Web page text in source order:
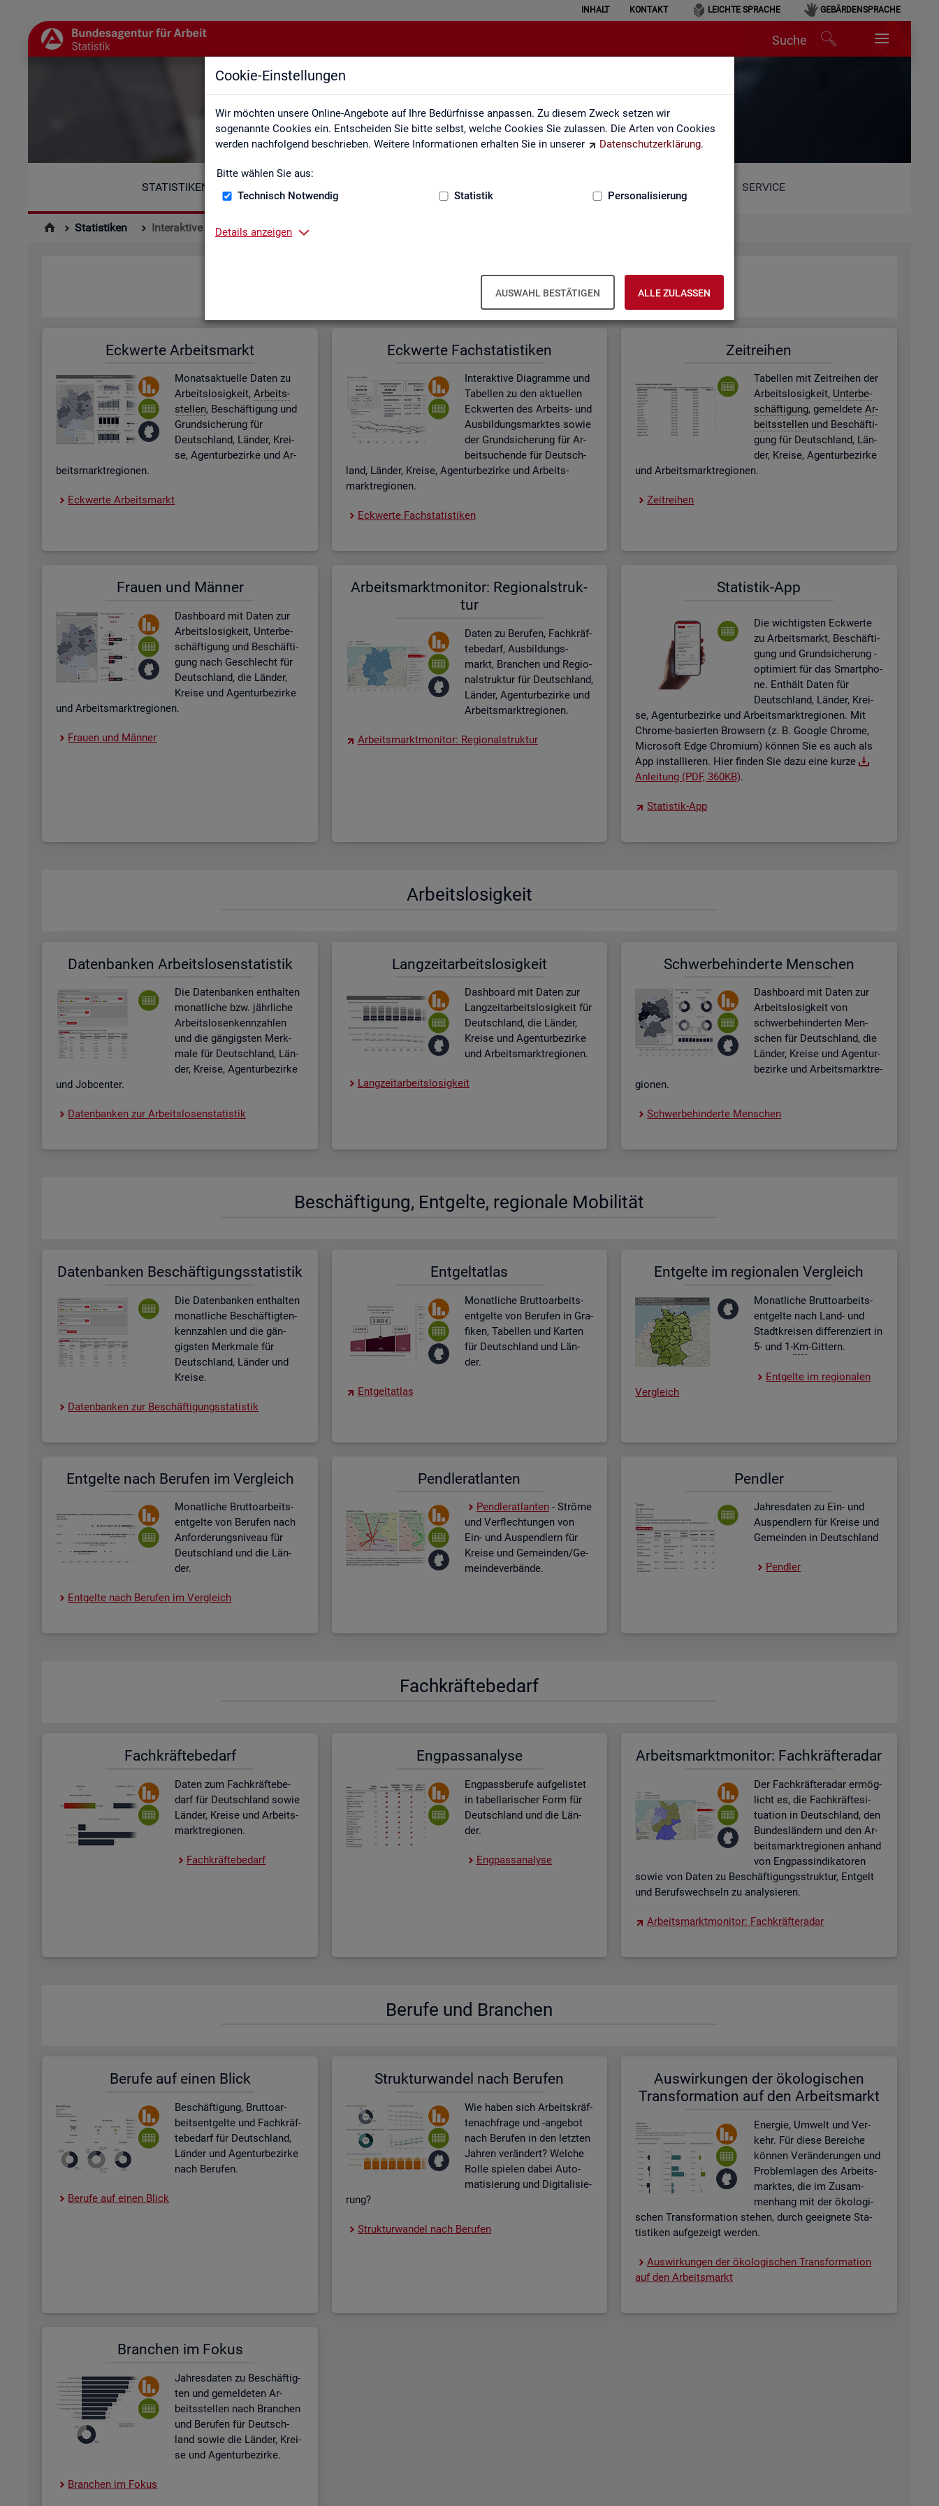
Cookie-Einstellungen
Wir möchten unsere Online-Angebote auf Ihre Bedürfnisse anpassen. Zu diesem Zweck setzen wir
sogenannte Cookies ein. Entscheiden Sie bitte selbst, welche Cookies Sie zulassen. Die Arten von Cookies
werden nachfolgend beschrieben. Weitere Informationen erhalten Sie in unserer
Datenschutzerklärung.
Bitte wählen Sie aus:
Technisch Notwendig
Statistik Personalisierung
Details anzeigen
AUSWAHL BESTÄTIGEN ALLE ZULASSEN
INHALT KONTAKT LEICHTE SPRACHE GEBÄRDENSPRACHE
Suche
Interaktive Statistiken
STATISTIKEN SERVICE
Statistiken Interaktive Statistiken
Ar­beits­markt im Über­blick
Eck­wer­te Ar­beits­markt
Mo­nats­ak­tu­el­le Daten zu
Ar­beits­lo­sig­keit,Ar­beits­
stel­len, Be­schäf­ti­gung und
Grund­si­che­rung für
Deutsch­land, Län­der, Krei­
se, Agen­tur­be­zir­ke und Ar­
beits­markt­re­gio­nen.
Eck­wer­te Ar­beits­markt
Eck­wer­te Fach­sta­tis­ti­ken
In­ter­ak­ti­ve Dia­gram­me und
Ta­bel­len zu den ak­tu­el­len
Eck­wer­ten des Ar­beits- und
Aus­bil­dungs­mark­tes sowie
der Grund­si­che­rung für Ar­
beit­su­chen­de für Deutsch­
land, Län­der, Krei­se, Agen­tur­be­zir­ke und Ar­beits­
markt­re­gio­nen.
Eck­wer­te Fach­sta­tis­ti­ken
Zeit­rei­hen
Ta­bel­len mit Zeit­rei­hen der
Ar­beits­lo­sig­keit, Un­ter­be­
schäf­ti­gung, ge­mel­de­teAr­
beits­stel­len und Be­schäf­ti­
gung für Deutsch­land, Län­
der, Krei­se, Agen­tur­be­zir­ke
und Ar­beits­markt­re­gio­nen.
Zeit­rei­hen
Frau­en und Män­ner
Dash­board mit Daten zur
Ar­beits­lo­sig­keit, Un­ter­be­
schäf­ti­gung und Be­schäf­ti­
gung nach Ge­schlecht für
Deutsch­land, die Län­der,
Krei­se und Agen­tur­be­zir­ke
und Ar­beits­markt­re­gio­nen.
Frau­en und Män­ner
Ar­beits­markt­mo­ni­tor: Re­gio­nal­struk­
tur
Daten zu Be­ru­fen, Fach­kräf­
te­be­darf, Aus­bil­dungs­
markt, Bran­chen und Re­gio­
nal­struk­tur für Deutsch­land,
Län­der, Agen­tur­be­zir­ke und
Ar­beits­markt­re­gio­nen.
Ar­beits­markt­mo­ni­tor: Re­gio­nal­struk­tur
Sta­tis­tik-App
Die wich­tigs­ten Eck­wer­te
zu Ar­beits­markt, Be­schäf­ti­
gung und Grund­si­che­rung -
op­ti­miert für das Smart­pho­
ne. Ent­hält Daten für
Deutsch­land, Län­der, Krei­
se, Agen­tur­be­zir­ke und Ar­beits­markt­re­gio­nen. Mit
Chro­me-ba­sier­ten Brow­sern (z. B. Goog­le Chro­me,
Mi­cro­soft Edge Chro­mi­um) kön­nen Sie es auch als
App in­stal­lie­ren. Hier fin­den Sie dazu eine kurze
An­lei­tung (PDF, 360KB).
Sta­tis­tik-App
Ar­beits­lo­sig­keit
Da­ten­ban­ken Ar­beits­lo­sen­sta­tis­tik
Die Da­ten­ban­ken ent­hal­ten
mo­nat­li­che bzw. jähr­li­che
Ar­beits­lo­sen­kenn­zah­len
und die gän­gigs­ten Merk­
ma­le für Deutsch­land, Län­
der, Krei­se, Agen­tur­be­zir­ke
und Job­cen­ter.
Da­ten­ban­ken zur Ar­beits­lo­sen­sta­tis­tik
Lang­zeit­ar­beits­lo­sig­keit
Dash­boardmit Daten zur
Lang­zeit­ar­beits­lo­sig­keit für
Deutsch­land, die Län­der,
Krei­se und Agen­tur­be­zir­ke
und Ar­beits­markt­re­gio­nen.
Lang­zeit­ar­beits­lo­sig­keit
Schwer­be­hin­der­te Men­schen
Dash­board mit Daten zur
Ar­beits­lo­sig­keit von
schwer­be­hin­der­ten Men­
schen für Deutsch­land, die
Län­der, Krei­se und Agen­tur­
be­zir­ke und Ar­beits­markt­re­
gio­nen.
Schwer­be­hin­der­te Men­schen
Be­schäf­ti­gung, Ent­gel­te, re­gio­na­le Mo­bi­li­tät
Da­ten­ban­ken Be­schäf­ti­gungs­sta­tis­tik
Die Da­ten­ban­ken ent­hal­ten
mo­nat­li­che Be­schäf­tig­ten­
kenn­zah­len und die gän­
gigs­ten Merk­ma­le für
Deutsch­land, Län­der und
Krei­se.
Da­ten­ban­ken zur Be­schäf­ti­gungs­sta­tis­tik
Ent­gel­t­at­las
Mo­nat­li­che Brut­to­ar­beits­
ent­gel­te von Be­ru­fen in Gra­
fi­ken, Ta­bel­len und Kar­ten
für Deutsch­land und Län­
der.
Ent­gel­t­at­las
Ent­gel­te im re­gio­na­len Ver­gleich
Mo­nat­li­che Brut­to­ar­beits­
ent­gel­te nach Land- und
Stadt­krei­sen dif­fe­ren­ziert in
5- und 1-Km-Git­tern.
Ent­gel­te im re­gio­na­len
Ver­gleich
Ent­gel­te nach Be­ru­fen im Ver­gleich
Mo­nat­li­che Brut­to­ar­beits­
ent­gel­te von Be­ru­fen nach
An­for­de­rungs­ni­veau für
Deutsch­land und die Län­
der.
Ent­gel­te nach Be­ru­fen im Ver­gleich
Pend­ler­at­lan­ten
Pend­ler­at­lan­ten- Strö­me
und Ver­flech­tun­gen von
Ein- und Aus­pend­lern für
Krei­se und Ge­mein­den/Ge­
mein­de­ver­bän­de.
Pend­ler
Jah­res­da­ten zu Ein- und
Aus­pend­lern für Krei­se und
Ge­mein­den in Deutsch­land
Pend­ler
Fach­kräf­te­be­darf
Fach­kräf­te­be­darf
Daten zum Fach­kräf­te­be­
darf für Deutsch­land sowie
Län­der, Krei­se und Ar­beits­
markt­re­gio­nen.
Fach­kräf­te­be­darf
Eng­pass­ana­ly­se
Eng­pass­be­ru­fe auf­ge­lis­tet
in ta­bel­la­ri­scher Form für
Deutsch­land und die Län­
der.
Eng­pass­ana­ly­se
Ar­beits­markt­mo­ni­tor: Fach­kräf­te­ra­dar
Der Fach­kräf­te­ra­dar er­mög­
licht es, die Fach­kräf­te­si­
tua­ti­on in Deutsch­land, den
Bun­des­län­dern und den Ar­
beits­markt­re­gio­nen an­hand
von Eng­pas­sin­di­ka­to­ren
sowie von Daten zu Be­schäf­ti­gungs­struk­tur, Ent­gelt
und Be­rufs­wech­seln zu ana­ly­sie­ren.
Ar­beits­markt­mo­ni­tor: Fach­kräf­te­ra­dar
Be­ru­fe und Bran­chen
Be­ru­fe auf einen Blick
Be­schäf­ti­gung, Brut­to­ar­
beits­ent­gel­te und Fach­kräf­
te­be­darf für Deutsch­land,
Län­der und Agen­tur­be­zir­ke
nach Be­ru­fen.
Be­ru­fe auf einen Blick
Struk­tur­wan­del nach Be­ru­fen
Wie haben sich Ar­beits­kräf­
te­nach­fra­ge und -an­ge­bot
nach Be­ru­fen in den letz­ten
Jah­ren ver­än­dert? Wel­che
Rolle spie­len dabei Au­to­
ma­ti­sie­rung und Di­gi­ta­li­sie­
rung?
Struk­tur­wan­del nach Be­ru­fen
Aus­wir­kun­gen der öko­lo­gi­schen
Trans­for­ma­ti­on auf den Ar­beits­markt
En­er­gie, Um­welt und Ver­
kehr. Für diese Be­rei­che
kön­nen Ver­än­de­run­gen und
Pro­blem­la­gen des Ar­beits­
mark­tes, die im Zu­sam­
men­hang mit der öko­lo­gi­
schen Trans­for­ma­ti­on ste­hen, durch ge­eig­ne­te Sta­
tis­ti­ken auf­ge­zeigt wer­den.
Aus­wir­kun­gen der öko­lo­gi­schen Trans­for­ma­ti­on
auf den Ar­beits­markt
Bran­chen im Fokus
Jah­res­da­ten zu Be­schäf­tig­
ten und ge­mel­de­ten Ar­
beits­stel­len nach Bran­chen
und Be­ru­fen für Deutsch­
land sowie die Län­der, Krei­
se und Agen­tur­be­zir­ke.
Bran­chen im Fokus